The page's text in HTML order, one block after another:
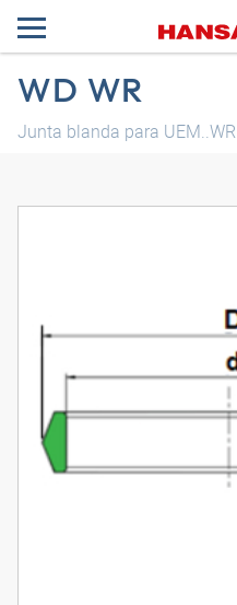
WD WR
Junta blanda para UEM..WR